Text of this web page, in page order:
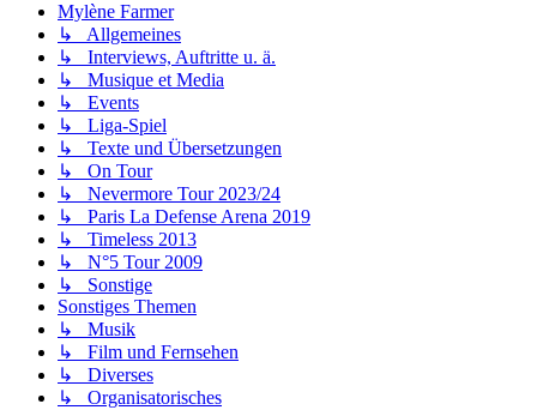
Mylène Farmer
↳ Allgemeines
↳ Interviews, Auftritte u. ä.
↳ Musique et Media
↳ Events
↳ Liga-Spiel
↳ Texte und Übersetzungen
↳ On Tour
↳ Nevermore Tour 2023/24
↳ Paris La Defense Arena 2019
↳ Timeless 2013
↳ N°5 Tour 2009
↳ Sonstige
Sonstiges Themen
↳ Musik
↳ Film und Fernsehen
↳ Diverses
↳ Organisatorisches